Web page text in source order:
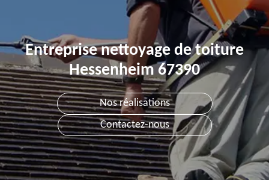
Entreprise nettoyage de toiture
Hessenheim 67390
Nos réalisations
Contactez-nous